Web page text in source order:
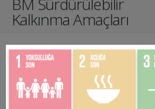
Kalkınma Amaçları